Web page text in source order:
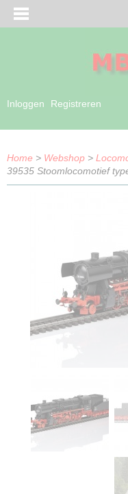
Inloggen Registreren
Home > Webshop >
39535 Stoomlocomotief